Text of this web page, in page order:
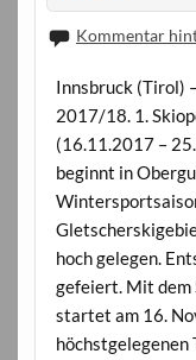
Kommentar
Innsbruck (Tirol)
2017/18. 1.
(16.11.2017 –
beginnt in
hoch gelegen.
gefeiert. Mit dem
startet am 16.